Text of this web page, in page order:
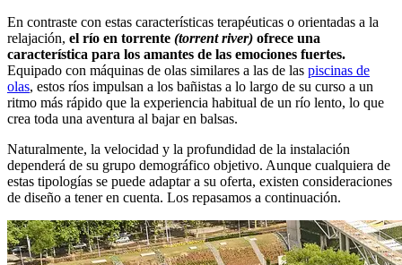
En contraste con estas características terapéuticas o orientadas a la
relajación, el río en torrente (torrent river) ofrece una
característica para los amantes de las emociones fuertes.
Equipado con máquinas de olas similares a las de las piscinas de
olas, estos ríos impulsan a los bañistas a lo largo de su curso a un
ritmo más rápido que la experiencia habitual de un río lento, lo que
crea toda una aventura al bajar en balsas.
Naturalmente, la velocidad y la profundidad de la instalación
dependerá de su grupo demográfico objetivo. Aunque cualquiera de
estas tipologías se puede adaptar a su oferta, existen consideraciones
de diseño a tener en cuenta. Los repasamos a continuación.